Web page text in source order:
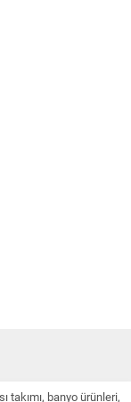
takımı, banyo ürünleri,